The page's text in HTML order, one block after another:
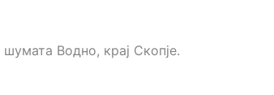
Водно, крај Скопје.